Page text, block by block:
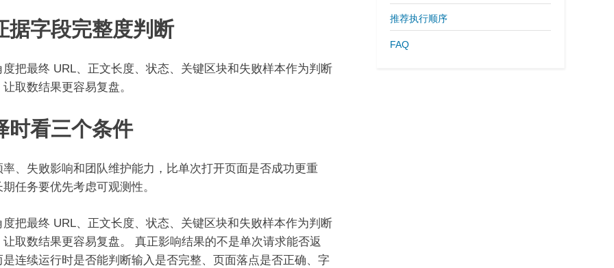
据字段完整度判断
度把最终 URL、正文长度、状态、关键区块和失败样本作为判断
取数结果更容易复盘。
时看三个条件
率、失败影响和团队维护能力，比单次打开页面是否成功更重
任务要优先考虑可观测性。
度把最终 URL、正文长度、状态、关键区块和失败样本作为判断
让取数结果更容易复盘。 真正影响结果的不是单次请求能否返
是连续运行时是否能判断输入是否完整、页面落点是否正确、字
推荐执行顺序
FAQ